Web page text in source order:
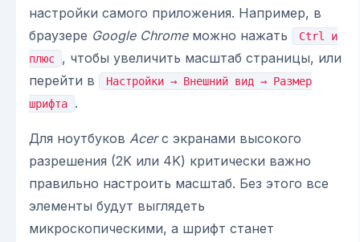
настройки самого приложения. Например, в
браузере Google Chromeможно нажать
Ctrl и
плюс
, чтобы увеличить масштаб страницы, или
перейти в
Настройки → Внешний вид → Размер
шрифта
.
Для ноутбуков Acerс экранами высокого
разрешения (2K или 4K) критически важно
правильно настроить масштаб. Без этого все
элементы будут выглядеть
микроскопическими, а шрифт станет